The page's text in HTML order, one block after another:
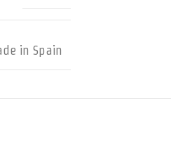
in Spain